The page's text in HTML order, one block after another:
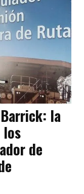
la
los
de